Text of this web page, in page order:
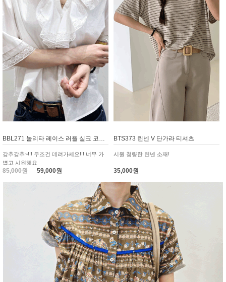
강추강추~!!! 무조건 데려가세요!!! 너무 가
볍고 시원해요
85,000원59,000원
BTS373 린넨 V 단가라 티셔츠
시원 청량한 린넨 소재!
35,000원